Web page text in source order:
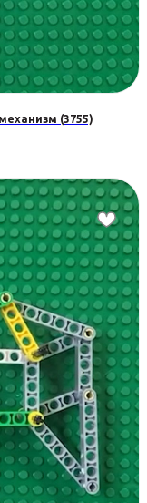
(3755)